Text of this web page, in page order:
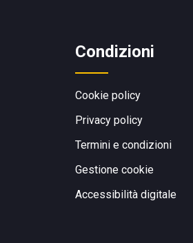
Condizioni
Cookie policy
Privacy policy
Termini e condizioni
Gestione cookie
Accessibilità digitale